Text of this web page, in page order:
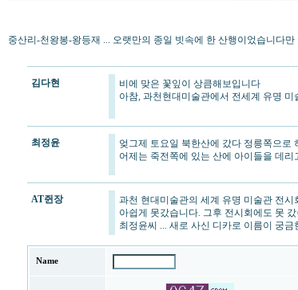
중산리-천왕봉-왕등재 ... 오랫만의 종일 빗속에 한 산행이었습니다
김다현
비에 맞은 꽃잎이 상큼해보입니다
아참, 과천현대미술관에서 전세계 유명
최정윤
엊그제 토요일 북한산에 갔다 정릉쪽으로
어제는 죽전쪽에 있는 산에 아이들을 데
AT쥔장
과천 현대미술관의 세계 유명 미술관 전
아쉽게 못갔습니다. 그후 전시회에도 못
최정윤씨 ... 새로 사신 디카로 이름이 궁
Name